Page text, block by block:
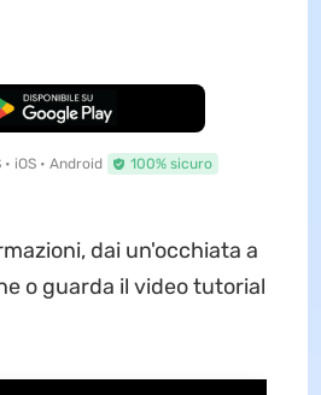
Gratis
iOS • Android 100% sicuro
dai un'occhiata a
o guarda il video tutorial